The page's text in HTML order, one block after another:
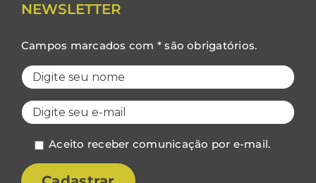
NEWSLETTER
Campos marcados com * são obrigatórios.
Aceito receber comunicação por e-mail.